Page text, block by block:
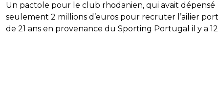
Un pactole pour le club rhodanien, qui avait dépensé
seulement 2 millions d’euros pour recruter l’ailier
de 21 ans en provenance du Sporting Portugal il y a 12